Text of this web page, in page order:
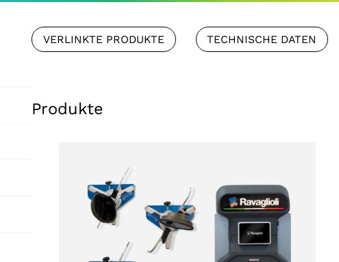
VERLINKTE PRODUKTE TECHNISCHE DATEN
Produkte